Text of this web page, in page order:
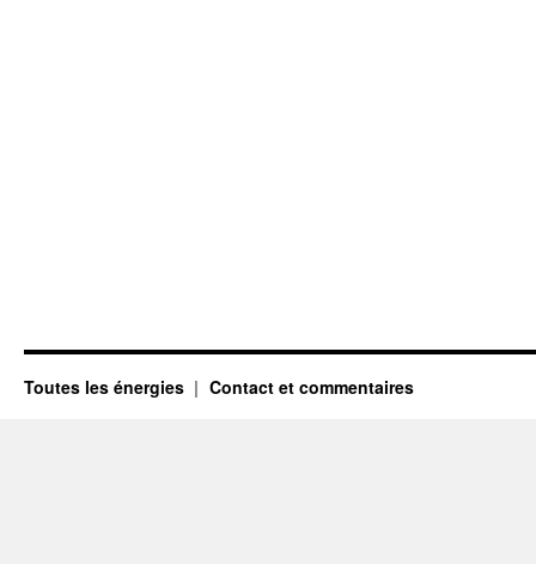
Toutes les énergies Contact et commentaires